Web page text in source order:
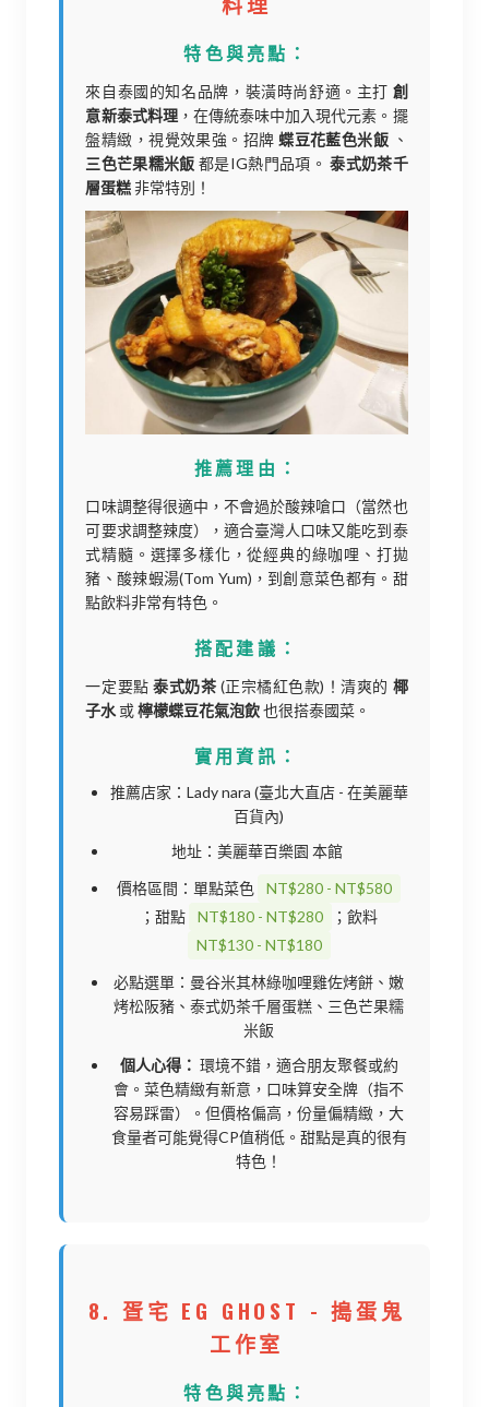
特色與亮點：
來自泰國的知名品牌，裝潢時尚舒適。主打 創
意新泰式料理，在傳統泰味中加入現代元素。擺
盤精緻，視覺效果強。招牌 蝶豆花藍色米飯 、
三色芒果糯米飯 都是IG熱門品項。泰式奶茶千
層蛋糕非常特別！
推薦理由：
口味調整得很適中，不會過於酸辣嗆口（當然也
可要求調整辣度），適合臺灣人口味又能吃到泰
式精髓。選擇多樣化，從經典的綠咖哩、打拋
豬、酸辣蝦湯(Tom Yum)，到創意菜色都有。甜
點飲料非常有特色。
搭配建議：
一定要點泰式奶茶 (正宗橘紅色款)！清爽的 椰
子水 或檸檬蝶豆花氣泡飲也很搭泰國菜。
實用資訊：
推薦店家：Lady nara (臺北大直店 - 在美麗華
百貨內)
地址：美麗華百樂園 本館
價格區間：單點菜色
NT$280 - NT$580
；甜點
NT$180 - NT$280
；飲料
NT$130 - NT$180
必點選單：曼谷米其林綠咖哩雞佐烤餅、嫩
烤松阪豬、泰式奶茶千層蛋糕、三色芒果糯
米飯
個人心得： 環境不錯，適合朋友聚餐或約
會。菜色精緻有新意，口味算安全牌（指不
容易踩雷）。但價格偏高，份量偏精緻，大
食量者可能覺得CP值稍低。甜點是真的很有
特色！
8. 疍宅 EG GHOST - 搗蛋鬼
工作室
特色與亮點：